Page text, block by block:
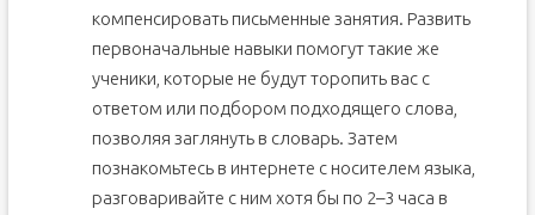
компенсировать письменные занятия. Развить
первоначальные навыки помогут такие же
ученики, которые не будут торопить вас с
ответом или подбором подходящего слова,
позволяя заглянуть в словарь. Затем
познакомьтесь в интернете с носителем языка,
разговаривайте с ним хотя бы по 2–3 часа в